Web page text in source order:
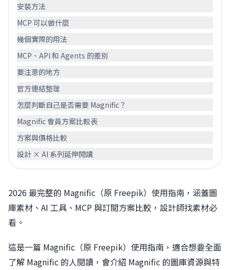
安裝方法
MCP 可以做什麼
幾個實際的用法
MCP、API 和 Agents 的差別
要注意的地方
官方連結整理
怎麼判斷自己是否需要 Magnific？
Magnific 會員方案比較表
方案與價格比較
設計 × AI 系列延伸閱讀
2026 最完整的 Magnific（原 Freepik）使用指南，涵蓋圖
庫素材、AI 工具、MCP 與訂閱方案比較，設計師找素材必
看。
這是一篇 Magnific（原 Freepik）使用指南，適合想要全面
了解 Magnific 的人閱讀，會介紹 Magnific 的圖庫資源與特